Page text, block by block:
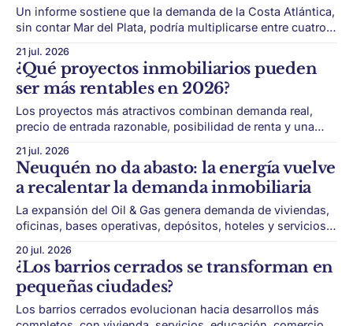
Un informe sostiene que la demanda de la Costa Atlántica,
sin contar Mar del Plata, podría multiplicarse entre cuatro y
desarrollo formal. Pinamar atraviesa una etapa de
transformación. Un estudio sostiene que la demanda de la
Costa Atlántica, excluyendo Mar
21 jul. 2026
¿Qué proyectos inmobiliarios pueden
ser más rentables en 2026?
Los proyectos más atractivos combinan demanda real,
precio de entrada razonable, posibilidad de renta y una
estate en 2026 exige mirar más que el precio por metro
cuadrado. El mercado ya no premia cualquier compra. La
rentabilidad depende de ingresar en el
21 jul. 2026
Neuquén no da abasto: la energía vuelve
a recalentar la demanda inmobiliaria
La expansión del Oil & Gas genera demanda de viviendas,
oficinas, bases operativas, depósitos, hoteles y servicios
escenario inmobiliario muy distinto al de gran parte del
país. Mientras en otras plazas la actividad depende del
crédito hipotecario, el poder adquisitivo o el
20 jul. 2026
¿Los barrios cerrados se transforman en
pequeñas ciudades?
Los barrios cerrados evolucionan hacia desarrollos más